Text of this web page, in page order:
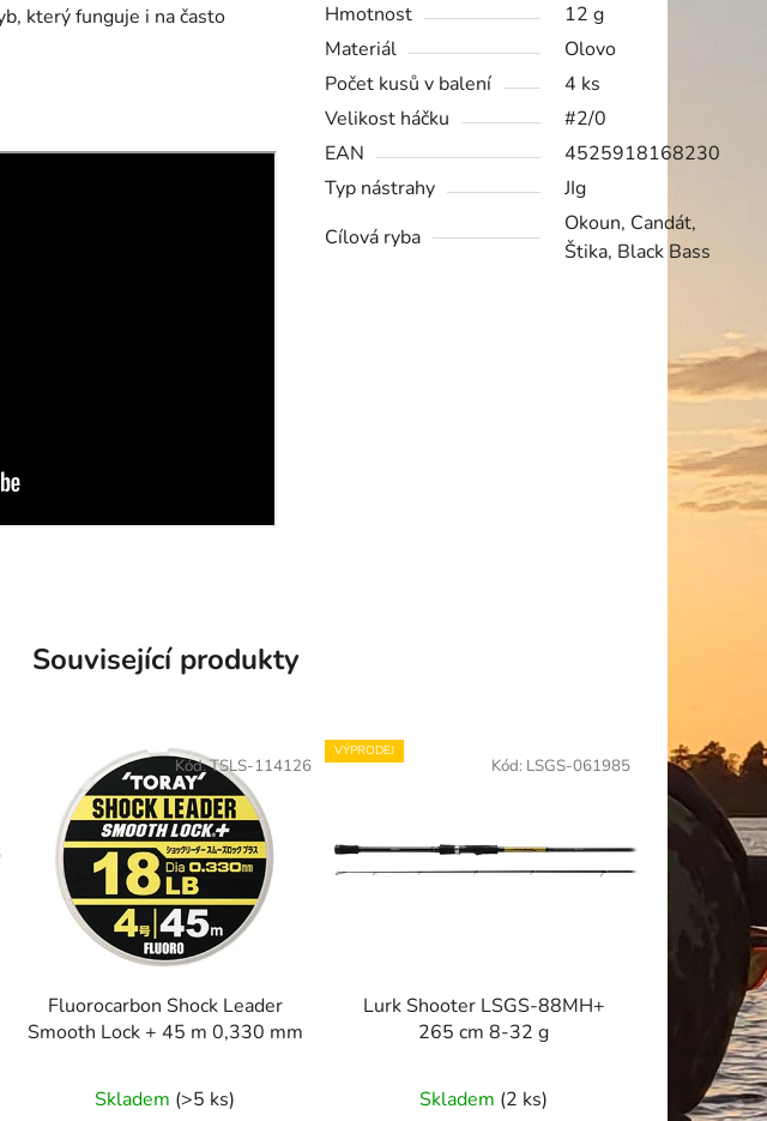
který funguje i na často
Hmotnost
12 g
Materiál
Olovo
Počet kusů v balení
4 ks
Velikost háčku
#2/0
EAN
4525918168230
Typ nástrahy
JIg
Cílová ryba
Okoun, Candát,
Štika, Black Bass
Související produkty
Fluorocarbon Shock Leader
Smooth Lock + 45 m 0,330 mm
Skladem (>5 ks)
Kód:TSLS-114126
VÝPRODEJ
Lurk Shooter LSGS-88MH+
265 cm 8-32 g
Skladem (2 ks)
Kód: LSGS-061985